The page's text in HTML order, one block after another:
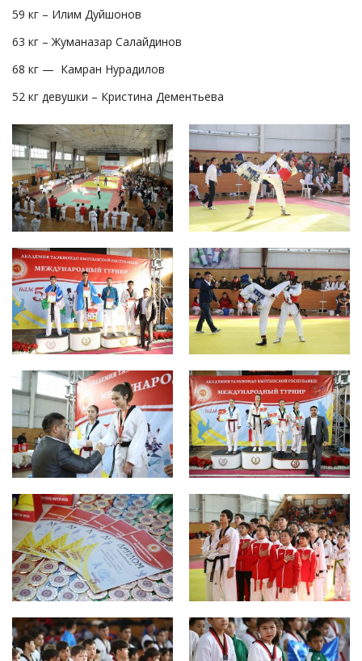
59 кг – Илим Дуйшонов
63 кг – Жуманазар Салайдинов
68 кг — Камран Нурадилов
52 кг девушки – Кристина Дементьева